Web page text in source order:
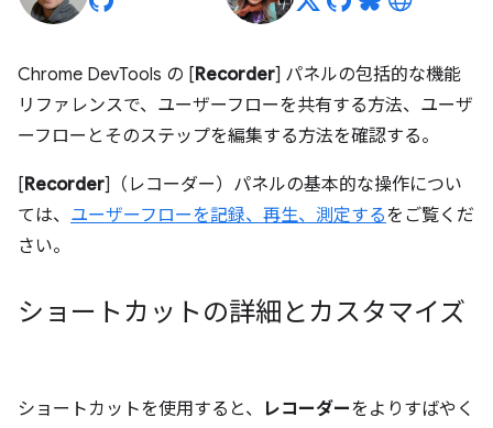
Chrome DevTools の [Recorder] パネルの包括的な機能
リファレンスで、ユーザーフローを共有する方法、ユーザ
ーフローとそのステップを編集する方法を確認する。
[Recorder]（レコーダー）パネルの基本的な操作につい
ては、 ユーザーフローを記録、再生、測定するをご覧くだ
さい。
ショートカットの詳細とカスタマイズ
ショートカットを使用すると、 レコーダーをよりすばやく